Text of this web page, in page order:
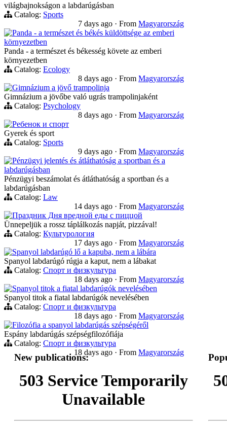
világbajnokságon a labdarúgásban
Catalog: Sports
7 days ago · From Magyarország
Panda - a természet és békés küldöttsége az emberi
környezetben
Panda - a természet és békesség követe az emberi
környezetben
Catalog: Ecology
8 days ago · From Magyarország
Gimnázium a jövő trampolinja
Gimnázium a jövőbe való ugrás trampolinjaként
Catalog: Psychology
8 days ago · From Magyarország
Ребенок и спорт
Gyerek és sport
Catalog: Sports
9 days ago · From Magyarország
Pénzügyi jelentés és átláthatóság a sportban és a
labdarúgásban
Pénzügyi beszámolat és átláthatóság a sportban és a
labdarúgásban
Catalog: Law
14 days ago · From Magyarország
Праздник Дня вредной еды с пиццой
Ünnepeljük a rossz táplálkozás napját, pizzával!
Catalog: Культурология
17 days ago · From Magyarország
Spanyol labdarúgó lő a kapuba, nem a lábára
Spanyol labdarúgó rúgja a kaput, nem a lábakat
Catalog: Спорт и физкультура
18 days ago · From Magyarország
Spanyol titok a fiatal labdarúgók nevelésében
Spanyol titok a fiatal labdarúgók nevelésében
Catalog: Спорт и физкультура
18 days ago · From Magyarország
Filozófia a spanyol labdarúgás szépségéről
Espány labdarúgás szépségfilozófiája
Catalog: Спорт и физкультура
18 days ago · From Magyarország
New publications:
503 Service Temporarily
Unavailable